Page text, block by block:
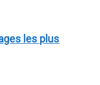
les plus